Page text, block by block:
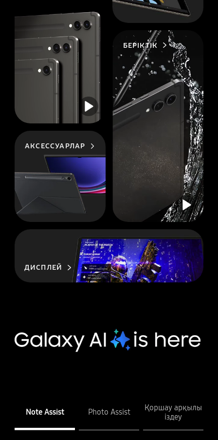
БЕРІКТІК
ДИСПЛЕЙ
АКСЕССУАРЛАР
Note Assist Photo Assist
Қоршау арқылы
іздеу